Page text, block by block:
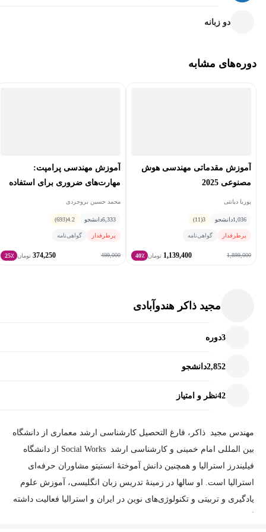
دو زبانه
دوره‌های مشابه
آموزش مقدماتی مهندسی هوش
مصنوعی 2025
پوریا دیانتی
1,036دانشجو 3
(11)
پرطرفدار گواهی‌نامه
1,899,000
1,139,400 تومان 40٪
آموزش مهندسی پرامپت:
مهارت‌های ضروری برای استفاده
محمد حسین بروجردی
6,333دانشجو 4.2
(693)
پرطرفدار گواهی‌نامه
499,000
374,250 تومان 25٪
مجید ذاکر هندوآبادی
3دوره
2,852دانشجو
42نظر و امتیاز
مهندس مجید ذاکر، فارغ التحصیل کارشناسی ارشد معماری از دانشگاه
بین المللی امام خمینی و کارشناسی ارشد Social Works از دانشگاه
فیلیندرز استرالیا و همچنین دانش آموختۀ انستیتو مشاوران حرفه‌ای
استرالیا است. او سالها در زمینۀ تدریس زبان انگلیسی، آموزش علوم
یادگیری و تربیتی و تکنولوژی‌های نوین در ایران و استرالیا فعالیت داشته